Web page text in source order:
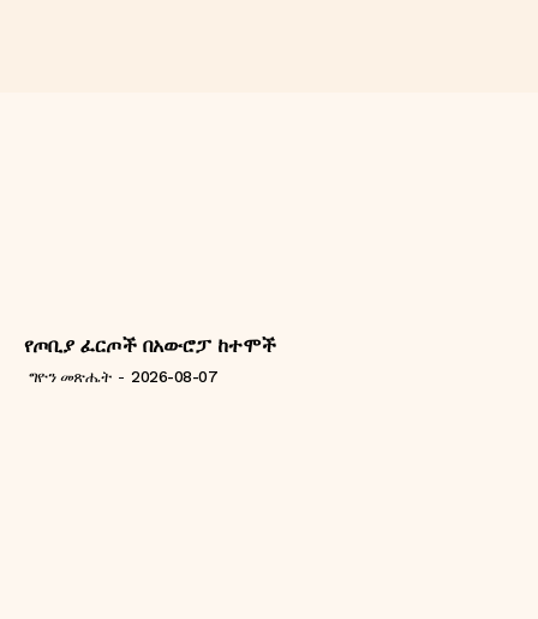
የጦቢያ ፈርጦች በአውሮፓ ከተሞች
ግዮን መጽሔት - 2026-08-07